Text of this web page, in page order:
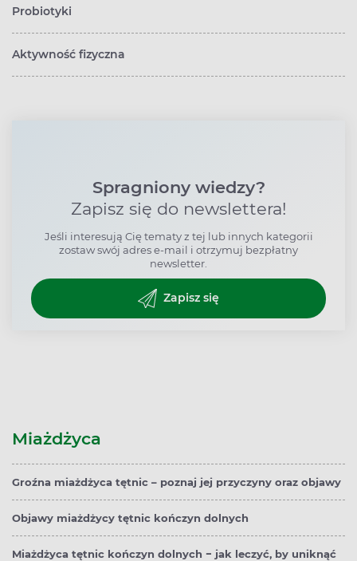
Probiotyki
Aktywność fizyczna
Spragniony wiedzy?
Zapisz się do newslettera!
Jeśli interesują Cię tematy z tej lub innych kategorii
zostaw swój adres e-mail i otrzymuj bezpłatny
newsletter.
Zapisz się
Miażdżyca
Groźna miażdżyca tętnic – poznaj jej przyczyny oraz objawy
Objawy miażdżycy tętnic kończyn dolnych
Miażdżyca tętnic kończyn dolnych − jak leczyć, by uniknąć